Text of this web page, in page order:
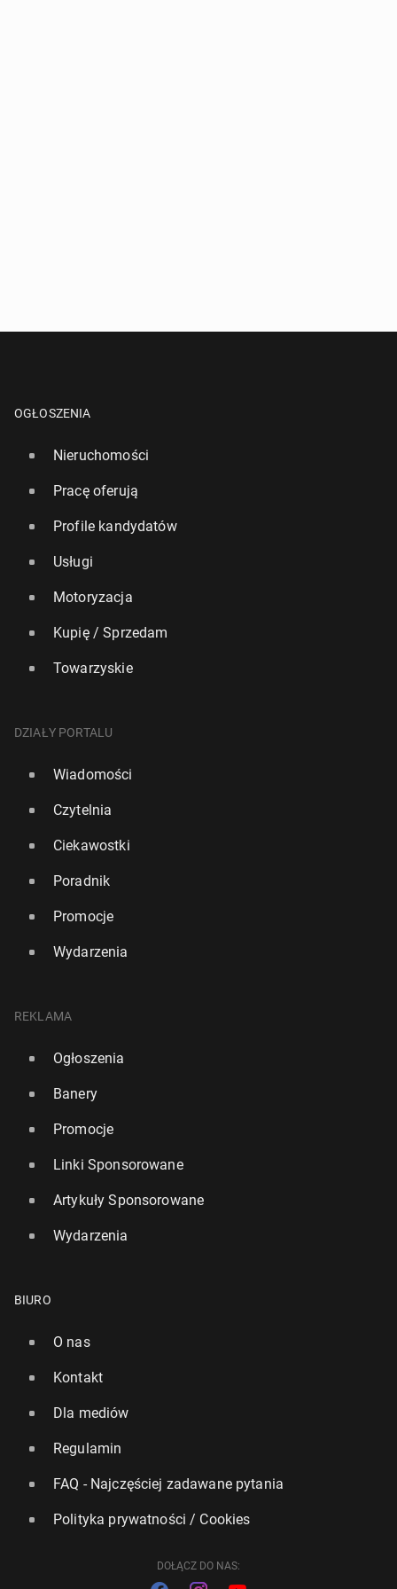
wygrał w Abu Zabi
8 grudnia 2025, 12:30
Formuła 1: Ver­stap­pen wygrał w Katarze, walka o
tytuł trwa
24 listopada 2025, 08:30
OGŁOSZENIA
Nieruchomości
Pracę oferują
Profile kandydatów
Usługi
Motoryzacja
Kupię / Sprzedam
Towarzyskie
DZIAŁY PORTALU
Wiadomości
Czytelnia
Ciekawostki
Poradnik
Promocje
Wydarzenia
REKLAMA
Ogłoszenia
Banery
Promocje
Linki Sponsorowane
Artykuły Sponsorowane
Wydarzenia
BIURO
O nas
Kontakt
Dla mediów
Regulamin
FAQ - Najczęściej zadawane pytania
Polityka prywatności / Cookies
DOŁĄCZ DO NAS: